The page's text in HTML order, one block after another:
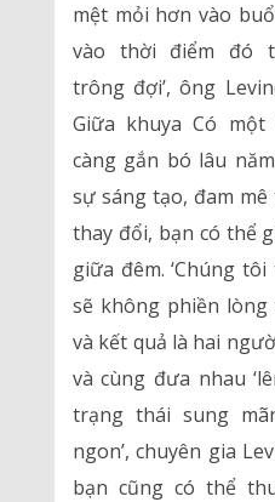
mệt mỏi hơn vào
vào thời điểm đó
trông đợi’, ông
Giữa khuya Có
càng gắn bó lâu
sự sáng tạo, đam
thay đổi, bạn có thể
giữa đêm. ‘Chúng
sẽ không phiền
và kết quả là hai
và cùng đưa nhau
trạng thái sung
ngon’, chuyên gia
bạn cũng có thể